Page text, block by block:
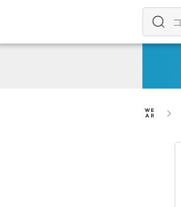
検索する